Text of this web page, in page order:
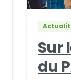
Sur
du